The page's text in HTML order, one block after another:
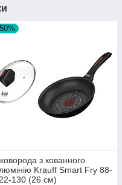
з кованного
Krauff Smart Fry 88-
130 (26 см)